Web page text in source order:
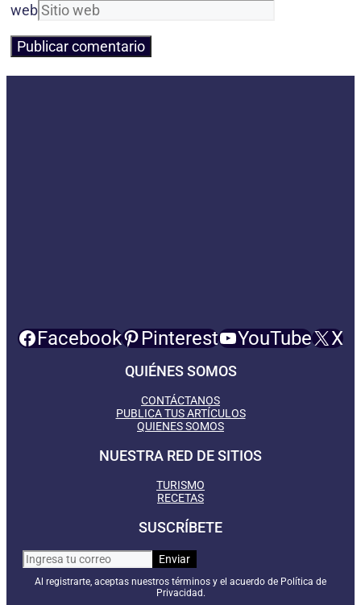
web
Facebook Pinterest YouTube X
QUIÉNES SOMOS
CONTÁCTANOS
PUBLICA TUS ARTÍCULOS
QUIENES SOMOS
NUESTRA RED DE SITIOS
TURISMO
RECETAS
SUSCRÍBETE
Al registrarte, aceptas nuestros términos y el acuerdo de Política de
Privacidad.